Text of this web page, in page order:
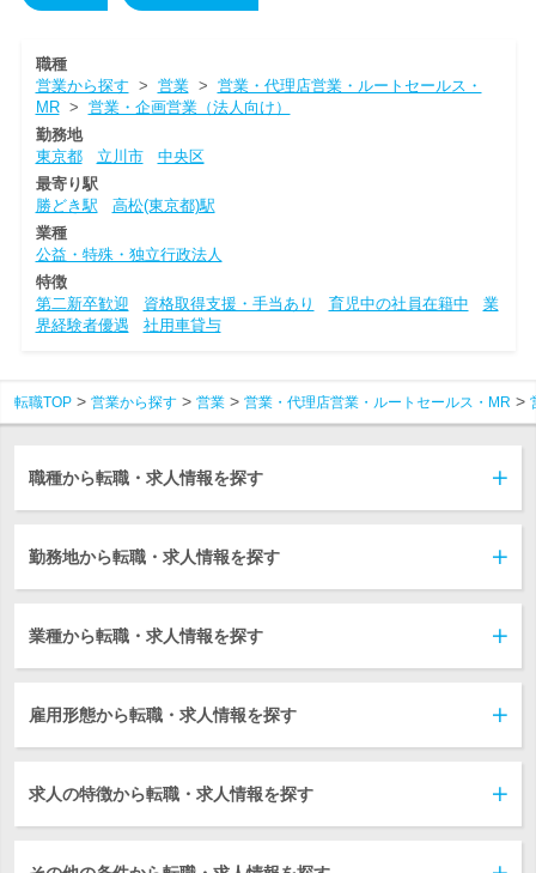
職種
営業から探す > 営業> 営業・代理店営業・ルートセールス・
MR> 営業・企画営業（法人向け）
勤務地
東京都
立川市
中央区
最寄り駅
勝どき駅
高松(東京都)駅
業種
公益・特殊・独立行政法人
特徴
第二新卒歓迎
資格取得支援・手当あり 育児中の社員在籍中
業
界経験者優遇
社用車貸与
転職TOP 営業から探す 営業 営業・代理店営業・ルートセールス・MR
職種から転職・求人情報を探す
勤務地から転職・求人情報を探す
業種から転職・求人情報を探す
雇用形態から転職・求人情報を探す
求人の特徴から転職・求人情報を探す